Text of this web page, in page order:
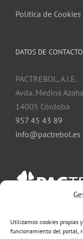
Utilizamos cookies propias
funcionamiento del portal,
Política de Cookies
DATOS DE CONTACTO
PACTREBOL, A.I.E.
Avda. Medina
14005 Córdoba
957 45 43 89
info@pactrebol.es
SÍGUENOS EN